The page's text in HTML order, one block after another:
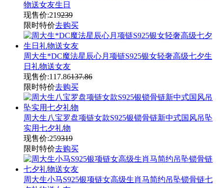
物送女友生日
现售价:219239
限时特价去购买
周大生*DC魔法星辰心月项链S925银女轻奢高级七夕生
日礼物送女友
现售价:117.86137.86
限时特价去购买
周大生八宝罗盘项链女款S925银锁骨链新中式国风吊坠
实用七夕礼物
现售价:259319
限时特价去购买
周大生小马S925银项链女高级生肖马简约吊坠锁骨链七